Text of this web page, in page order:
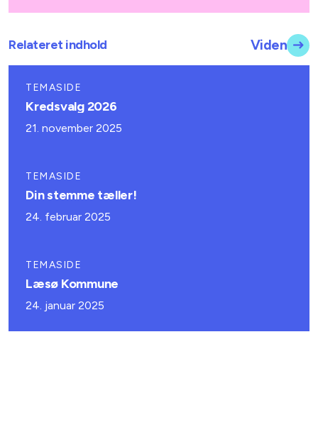
Relateret indhold Viden
TEMASIDE
Kredsvalg 2026
21. november 2025
TEMASIDE
Din stemme tæller!
24. februar 2025
TEMASIDE
Læsø Kommune
24. januar 2025